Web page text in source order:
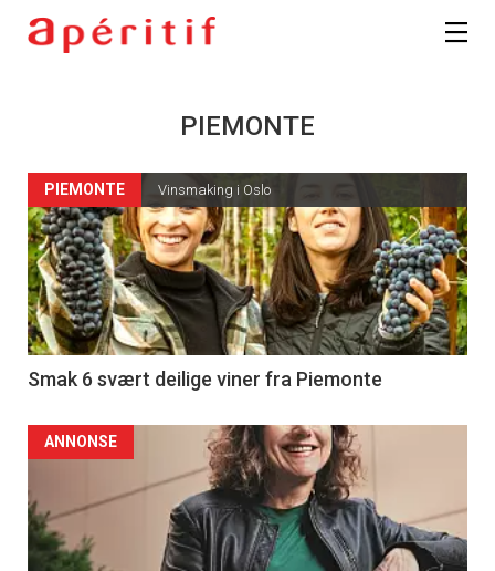
PIEMONTE
PIEMONTE Vinsmaking i Oslo
Smak 6 svært deilige viner fra Piemonte
ANNONSE